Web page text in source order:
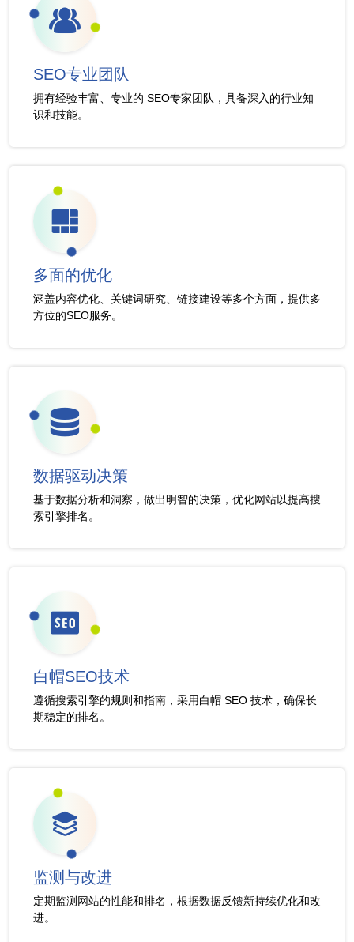
SEO专业团队
拥有经验丰富、专业的 SEO专家团队，具备深入的行业知
识和技能。
多面的优化
涵盖内容优化、关键词研究、链接建设等多个方面，提供多
方位的SEO服务。
数据驱动决策
基于数据分析和洞察，做出明智的决策，优化网站以提高搜
索引擎排名。
白帽SEO技术
遵循搜索引擎的规则和指南，采用白帽 SEO 技术，确保长
期稳定的排名。
监测与改进
定期监测网站的性能和排名，根据数据反馈新持续优化和改
进。